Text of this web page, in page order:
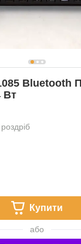
Bluetooth
Вт
Купити
або